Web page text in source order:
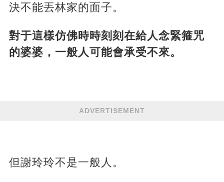
決不能丟林家的面子。
對于這樣仿佛時時刻刻在給人念緊箍咒
的婆婆，一般人可能會承受不來。
ADVERTISEMENT
但謝玲玲不是一般人。